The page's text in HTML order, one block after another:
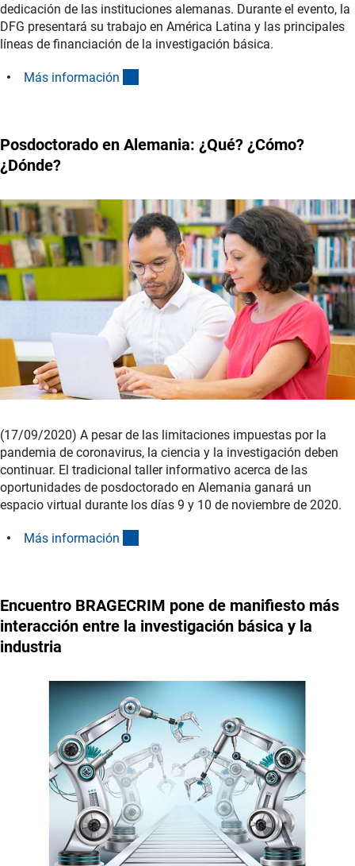
dedicación de las instituciones alemanas. Durante el evento, la
DFG presentará su trabajo en América Latina y las principales
líneas de financiación de la investigación básica.
Más información
Posdoctorado en Alemania: ¿Qué? ¿Cómo?
¿Dónde?
(17/09/2020) A pesar de las limitaciones impuestas por la
pandemia de coronavirus, la ciencia y la investigación deben
continuar. El tradicional taller informativo acerca de las
oportunidades de posdoctorado en Alemania ganará un
espacio virtual durante los días 9 y 10 de noviembre de 2020.
Más información
Encuentro BRAGECRIM pone de manifiesto más
interacción entre la investigación básica y la
industria